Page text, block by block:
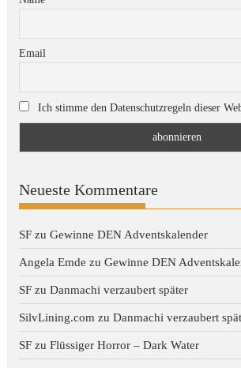
Email
Ich stimme den Datenschutzregeln dieser
Neueste Kommentare
SF zuGewinne DEN Adventskalender
Angela Emde zuGewinne DEN
SF zuDanmachi verzaubert später
SilvLining.com zuDanmachi verzaubert
SF zuFlüssiger Horror – Dark Water